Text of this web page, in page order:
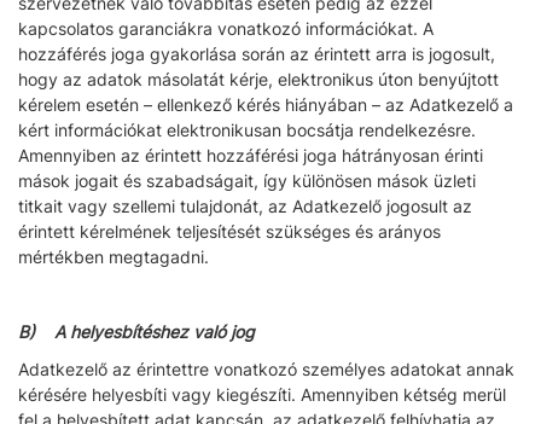
kapcsolatos garanciákra vonatkozó információkat. A
hozzáférés joga gyakorlása során az érintett arra is jogosult,
hogy az adatok másolatát kérje, elektronikus úton benyújtott
kérelem esetén – ellenkező kérés hiányában – az Adatkezelő a
kért információkat elektronikusan bocsátja rendelkezésre.
Amennyiben az érintett hozzáférési joga hátrányosan érinti
mások jogait és szabadságait, így különösen mások üzleti
titkait vagy szellemi tulajdonát, az Adatkezelő jogosult az
érintett kérelmének teljesítését szükséges és arányos
mértékben megtagadni.
B) A helyesbítéshez való jog
Adatkezelő az érintettre vonatkozó személyes adatokat annak
kérésére helyesbíti vagy kiegészíti. Amennyiben kétség merül